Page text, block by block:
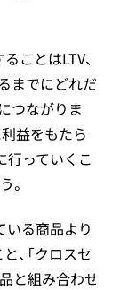
ことはLTV、
までにどれだ
つながりま
益をもたら
行っていくこ
。
いる商品より
、「クロスセ
と組み合わせ